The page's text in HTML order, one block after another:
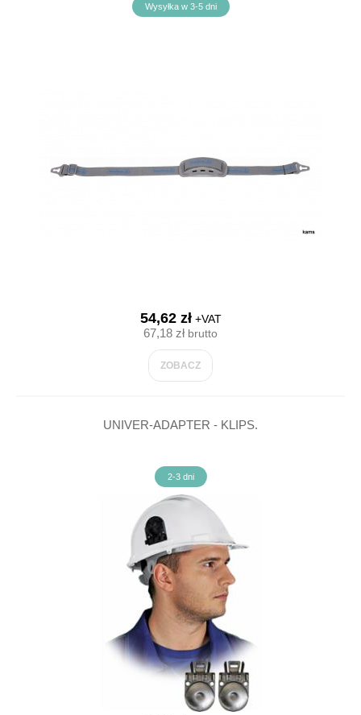
Wysyłka w 3-5 dni
54,62 zł+VAT
67,18 złbrutto
ZOBACZ
UNIVER-ADAPTER - KLIPS.
2-3 dni